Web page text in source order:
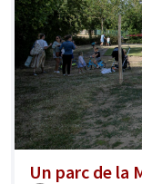
Un parc de la